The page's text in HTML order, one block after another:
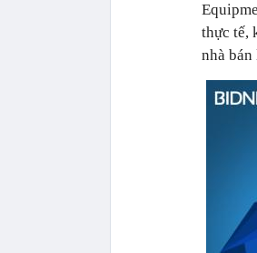
thực tế,
nhà bán